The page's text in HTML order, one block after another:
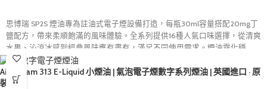
思博瑞 SP2S 煙油專為註油式電子煙設備打造，每瓶30ml容量搭配20mg丁
鹽配方，帶來柔順飽滿的風味體驗。全系列提供16種人氣口味選擇，從清爽
水果、沁涼冰感到經典風味應有盡有，滿足不同使用需求。煙油霧化穩
定、風味還原度高，適用於多數空倉煙彈與註油主機，是追求口感與品質
玩家的熱門煙油選擇。
Airscream 313 E-Liquid 小煙油 | 氣泡電子煙數字系列煙油 | 英國進口 · 原
裝正品